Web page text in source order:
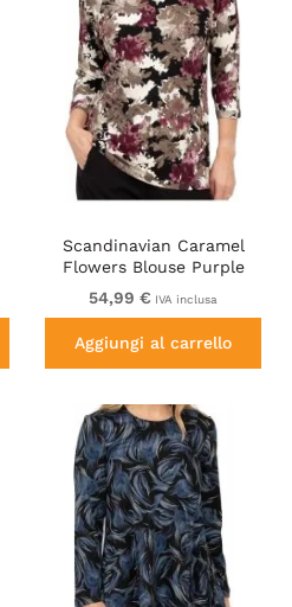
Scandinavian Caramel
Flowers Blouse Purple
and Brown
54,99 € IVA inclusa
Aggiungi al carrello